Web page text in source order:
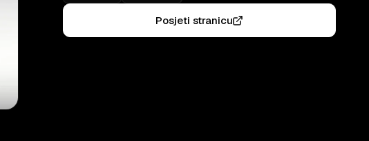
Posjeti stranicu